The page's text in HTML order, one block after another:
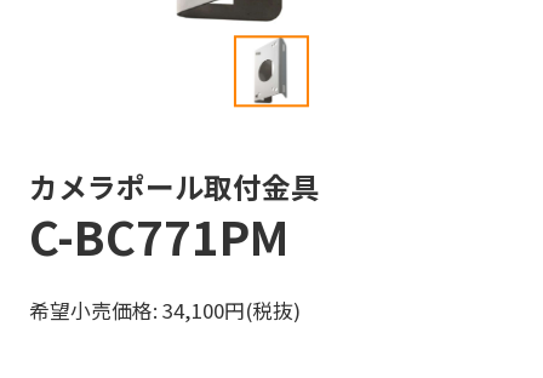
カメラポール取付金具
C-BC771PM
希望小売価格: 34,100円(税抜)